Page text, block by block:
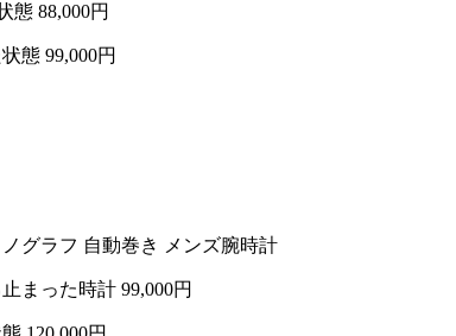
態 88,000円
態 99,000円
グラフ 自動巻き メンズ腕時計
まった時計 99,000円